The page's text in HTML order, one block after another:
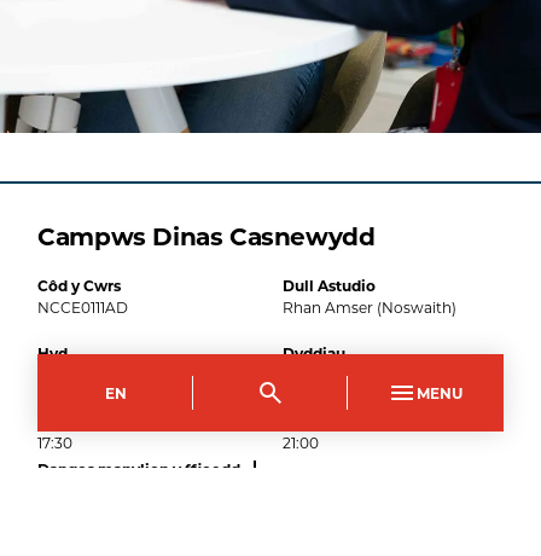
EN MENU
Campws Dinas Casnewydd
Côd y Cwrs
NCCE0111AD
Dull Astudio
Rhan Amser (Noswaith)
Hyd
Dyddiau
Dydd Mawrth
17:30
21:00
Dangos manylion y ffioedd